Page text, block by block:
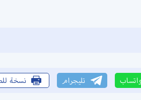
تليجرام نسخة